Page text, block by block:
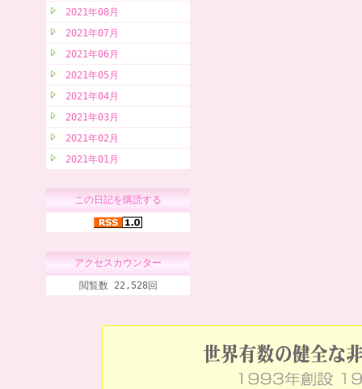
2021年08月
2021年07月
2021年06月
2021年05月
2021年04月
2021年03月
2021年02月
2021年01月
この日記を購読する
アクセスカウンター
閲覧数 22,528回